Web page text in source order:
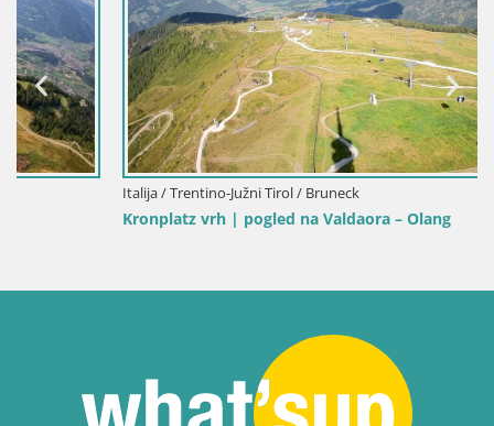
Italija / Trentino-Južni Tirol / Bruneck
Kronplatz vrh | pogled na Valdaora – Olang